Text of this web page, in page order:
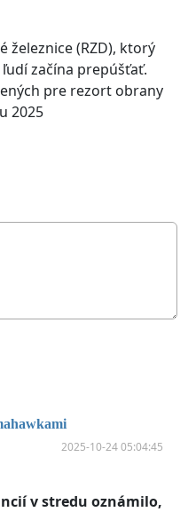
železnice (RZD), ktorý
začína prepúšťať.
pre rezort obrany
2025
2025-10-24 05:04:45
v stredu oznámilo,